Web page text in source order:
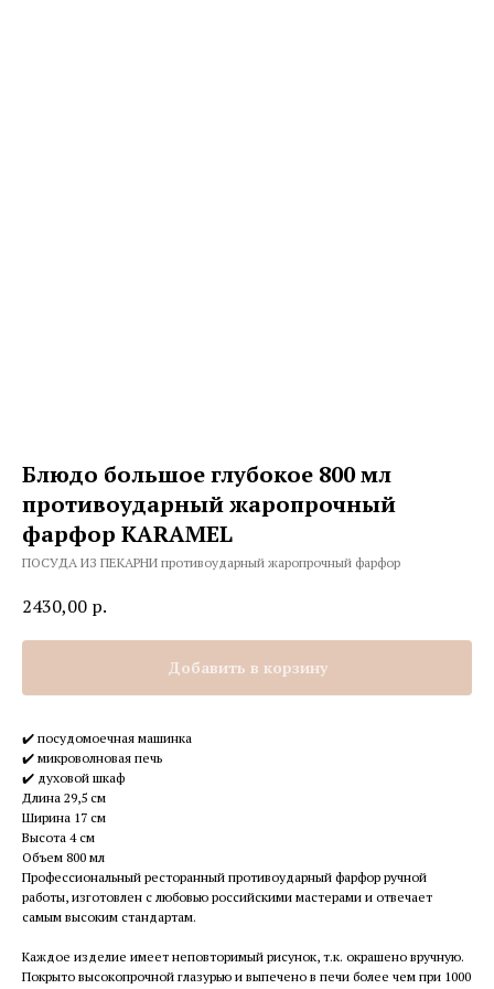
Блюдо большое глубокое 800 мл
противоударный жаропрочный
фарфор KARAMEL
ПОСУДА ИЗ ПЕКАРНИ противоударный жаропрочный фарфор
2430,00 р.
Добавить в корзину
✔️ посудомоечная машинка
✔️ микроволновая печь
✔️ духовой шкаф
Длина 29,5 см
Ширина 17 см
Высота 4 см
Объем 800 мл
Профессиональный ресторанный противоударный фарфор ручной
работы, изготовлен с любовью российскими мастерами и отвечает
самым высоким стандартам.
Каждое изделие имеет неповторимый рисунок, т.к. окрашено вручную.
Покрыто высокопрочной глазурью и выпечено в печи более чем при 1000